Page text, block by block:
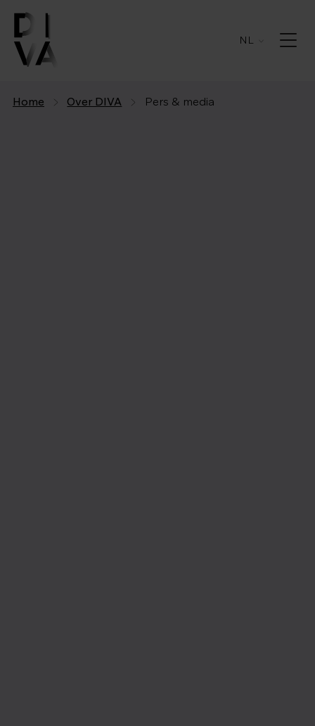
NL
Home Over DIVA Pers & media